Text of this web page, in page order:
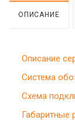
ОПИСАНИЕ
Описание
Система
Схема
Габаритные